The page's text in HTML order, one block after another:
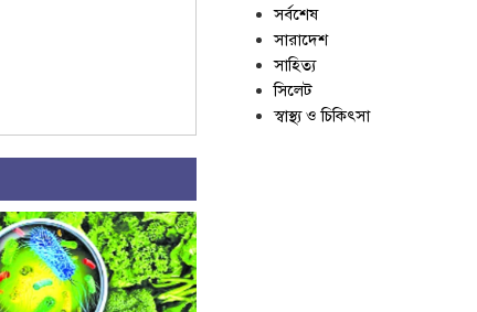
সর্বশেষ
সারাদেশ
সাহিত্য
সিলেট
স্বাস্থ্য ও চিকিৎসা